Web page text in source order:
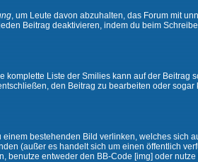
, um Leute davon abzuhalten, das Forum mit
Beitrag deaktivieren, indem du beim
komplette Liste der Smilies kann auf der Beitrag
den Beitrag zu bearbeiten oder sogar
bestehenden Bild verlinken, welches sich
(außer es handelt sich um einen öffentlich
benutze entweder den BB-Code [img] oder nutze